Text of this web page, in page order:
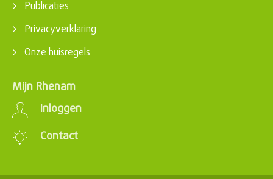
Publicaties
Privacyverklaring
Onze huisregels
Mijn Rhenam
Inloggen
Contact